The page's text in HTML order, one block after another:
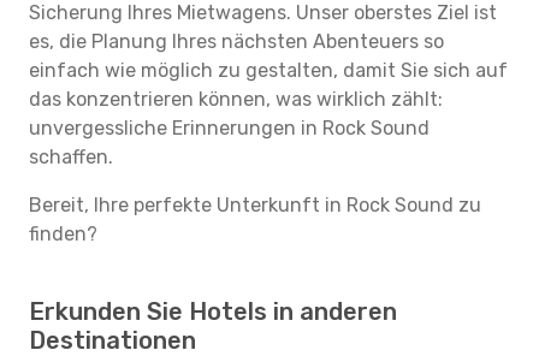
Sicherung Ihres Mietwagens. Unser oberstes Ziel ist
es, die Planung Ihres nächsten Abenteuers so
einfach wie möglich zu gestalten, damit Sie sich auf
das konzentrieren können, was wirklich zählt:
unvergessliche Erinnerungen in Rock Sound
schaffen.
Bereit, Ihre perfekte Unterkunft in Rock Sound zu
finden?
Erkunden Sie Hotels in anderen
Destinationen